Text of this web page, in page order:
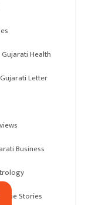
Gujarati Health
Gujarati Letter
Business
Stories